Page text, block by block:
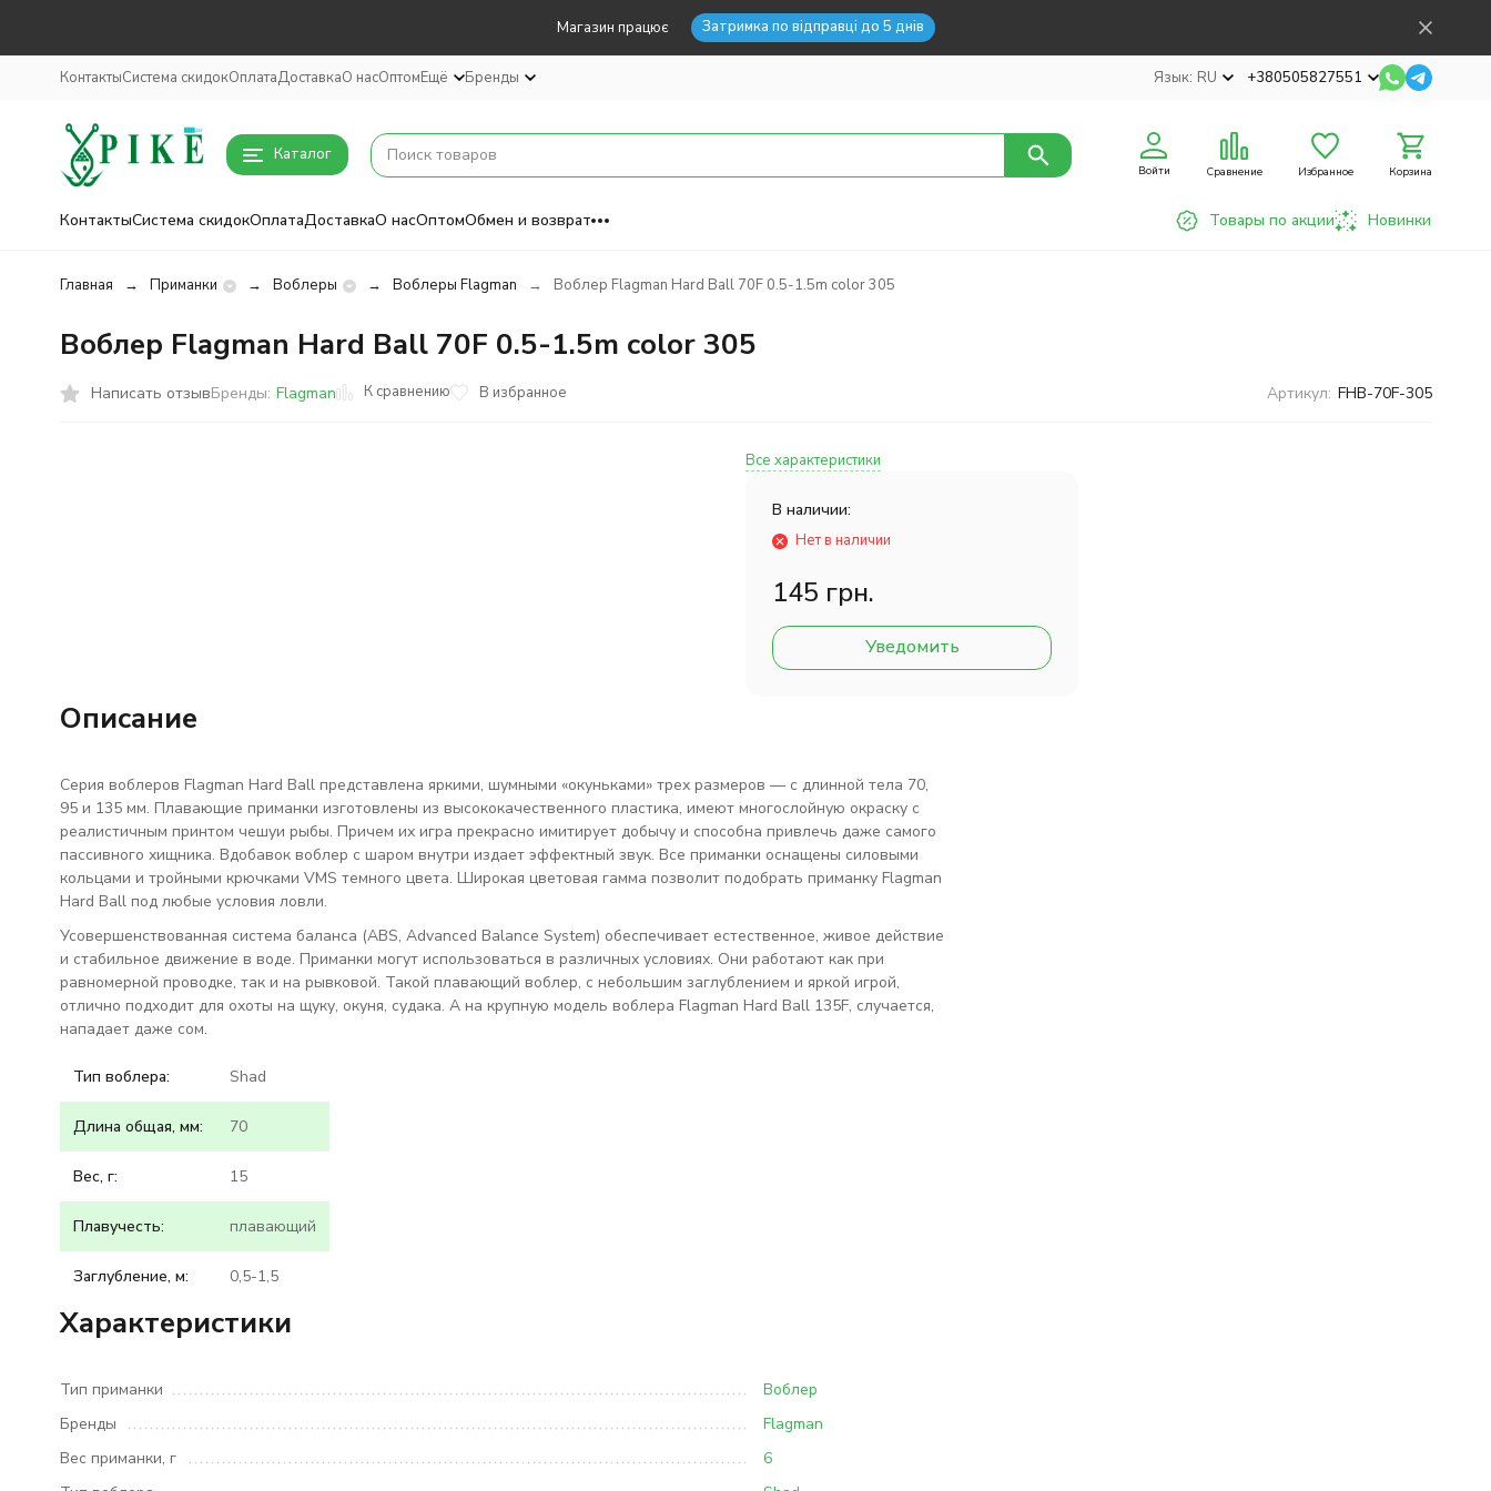
Магазин працює Затримка по відправці до 5 днів
КонтактыСистема скидокОплатаДоставкаО насОптомЕщё Бренды Язык: RU +380505827551
Каталог
Войти Сравнение Избранное Корзина
КонтактыСистема скидокОплатаДоставкаО насОптомОбмен и возврат Товары по акции Новинки
Главная Приманки Воблеры Воблеры Flagman Воблер Flagman Hard Ball 70F 0.5-1.5m color 305
Воблер Flagman Hard Ball 70F 0.5-1.5m color 305
Написать отзывБренды: Flagman К сравнению В избранное Артикул: FHB-70F-305
Все характеристики
В наличии:
Нет в наличии
145 грн.
Уведомить
Описание
Серия воблеров Flagman Hard Ball представлена яркими, шумными «окуньками» трех размеров — с длинной тела 70,
95 и 135 мм. Плавающие приманки изготовлены из высококачественного пластика, имеют многослойную окраску с
реалистичным принтом чешуи рыбы. Причем их игра прекрасно имитирует добычу и способна привлечь даже самого
пассивного хищника. Вдобавок воблер с шаром внутри издает эффектный звук. Все приманки оснащены силовыми
кольцами и тройными крючками VMS темного цвета. Широкая цветовая гамма позволит подобрать приманку Flagman
Hard Ball под любые условия ловли.
Усовершенствованная система баланса (ABS, Advanced Balance System) обеспечивает естественное, живое действие
и стабильное движение в воде. Приманки могут использоваться в различных условиях. Они работают как при
равномерной проводке, так и на рывковой. Такой плавающий воблер, с небольшим заглублением и яркой игрой,
отлично подходит для охоты на щуку, окуня, судака. А на крупную модель воблера Flagman Hard Ball 135F, случается,
нападает даже сом.
Тип воблера: Shad
Длина общая, мм: 70
Вес, г: 15
Плавучесть: плавающий
Заглубление, м: 0,5-1,5
Характеристики
Тип приманки
Воблер
Бренды
Flagman
Вес приманки, г
6